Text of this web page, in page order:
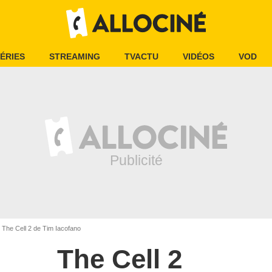
STREAMING TVACTU VIDÉOS VOD
The Cell 2 de Tim Iacofano
The Cell 2